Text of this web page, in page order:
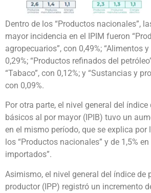
Dentro de los “Productos nacionales”,
mayor incidencia en el IPIM fueron
agropecuarios”, con 0,49%; “Alimentos
0,29%; “Productos refinados del
“Tabaco”, con 0,12%; y “Sustancias y
con 0,09%.
Por otra parte, el nivel general del
básicos al por mayor (IPIB) tuvo un
en el mismo período, que se explica por
los “Productos nacionales” y de 1,5%
importados”.
Asimismo, el nivel general del índice de
productor (IPP) registró un incremento